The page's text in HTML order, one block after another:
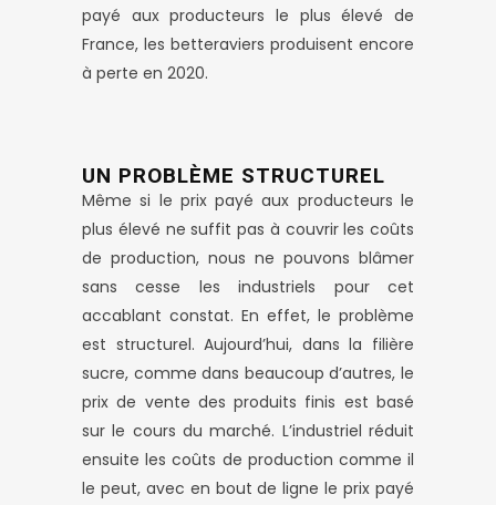
payé aux producteurs le plus élevé de
France, les betteraviers produisent encore
à perte en 2020.
UN PROBLÈME STRUCTUREL
Même si le prix payé aux producteurs le
plus élevé ne suffit pas à couvrir les coûts
de production, nous ne pouvons blâmer
sans cesse les industriels pour cet
accablant constat. En effet, le problème
est structurel. Aujourd’hui, dans la filière
sucre, comme dans beaucoup d’autres, le
prix de vente des produits finis est basé
sur le cours du marché. L’industriel réduit
ensuite les coûts de production comme il
le peut, avec en bout de ligne le prix payé